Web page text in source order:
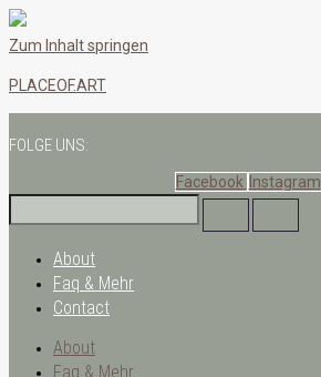
Zum Inhalt springen
PLACEOF.ART
FOLGE UNS:
Facebook Instagram
About
Faq & Mehr
Contact
About
Faq & Mehr